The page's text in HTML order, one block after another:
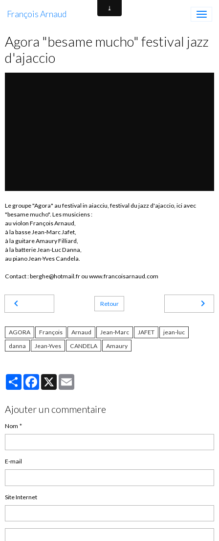
François Arnaud
Agora "besame mucho" festival jazz
d'ajaccio
Le groupe "Agora" au festival in aiacciu, festival du jazz d'ajaccio, ici avec
"besame mucho". Les musiciens :
au violon François Arnaud,
à la basse Jean-Marc Jafet,
à la guitare Amaury Filliard,
à la batterie Jean-Luc Danna,
au piano Jean-Yves Candela.
Contact : berghe@hotmail.fr ou www.francoisarnaud.com
Retour
AGORA François Arnaud Jean-Marc JAFET
jean-luc
danna
Jean-Yves CANDELA Amaury
PartagerFacebook
X
Ajouter un commentaire
Nom
E-mail
Site Internet